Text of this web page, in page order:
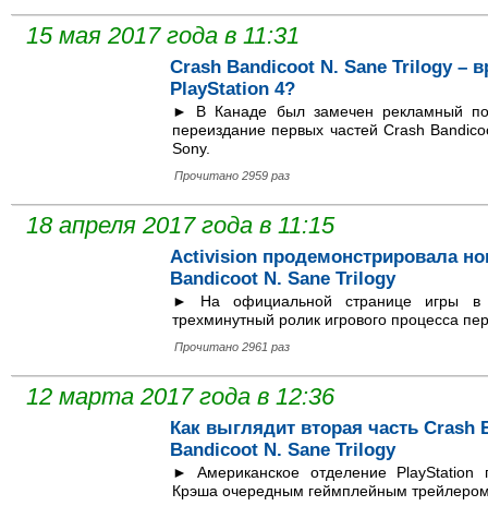
15 мая 2017 года в 11:31
Crash Bandicoot N. Sane Trilogy –
PlayStation 4?
► В Канаде был замечен рекламный
переиздание первых частей Crash
Sony.
Прочитано 2959 раз
18 апреля 2017 года в 11:15
Activision продемонстрировала
Bandicoot N. Sane Trilogy
► На официальной странице игры в
трехминутный ролик игрового процесса
Прочитано 2961 раз
12 марта 2017 года в 12:36
Как выглядит вторая часть
Bandicoot N. Sane Trilogy
► Американское отделение PlayStation
Крэша очередным геймплейным